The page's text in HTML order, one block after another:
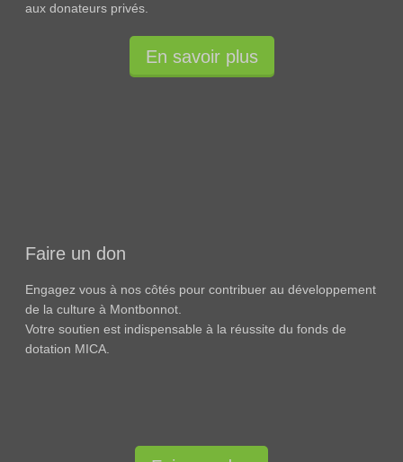
aux donateurs privés.
En savoir plus
Faire un don
Engagez vous à nos côtés pour contribuer au développement
de la culture à Montbonnot.
Votre soutien est indispensable à la réussite du fonds de
dotation MICA.